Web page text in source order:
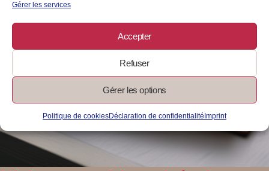
Gérer les services
Accepter
Refuser
Gérer les options
Politique de cookiesDéclaration de confidentialité Imprint